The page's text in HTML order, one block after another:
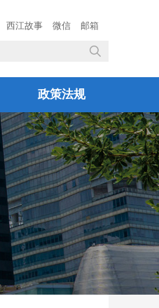
西江故事 微信 邮箱
政策法规